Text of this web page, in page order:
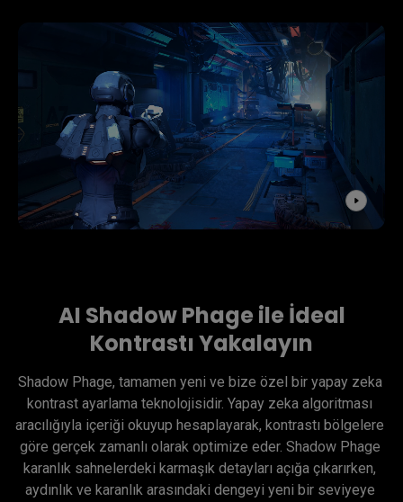
AI Shadow Phage ile İdeal
Kontrastı Yakalayın
Shadow Phage, tamamen yeni ve bize özel bir yapay zeka
kontrast ayarlama teknolojisidir. Yapay zeka algoritması
aracılığıyla içeriği okuyup hesaplayarak, kontrastı bölgelere
göre gerçek zamanlı olarak optimize eder. Shadow Phage
karanlık sahnelerdeki karmaşık detayları açığa çıkarırken,
aydınlık ve karanlık arasındaki dengeyi yeni bir seviyeye